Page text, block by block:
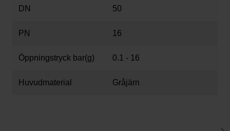
DN 50
PN 16
Öppningstryck bar(g) 0.1 - 16
Huvudmaterial Gråjärn